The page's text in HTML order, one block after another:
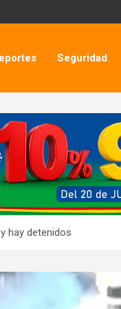
Seguridad
hay detenidos